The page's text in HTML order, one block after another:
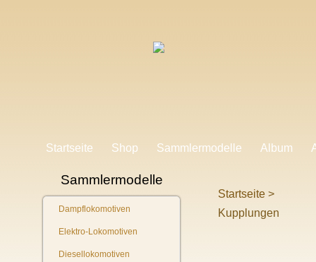
Startseite Shop Sammlermodelle Album
Sammlermodelle
Dampflokomotiven
Elektro-Lokomotiven
Diesellokomotiven
Startseite >
Kupplungen